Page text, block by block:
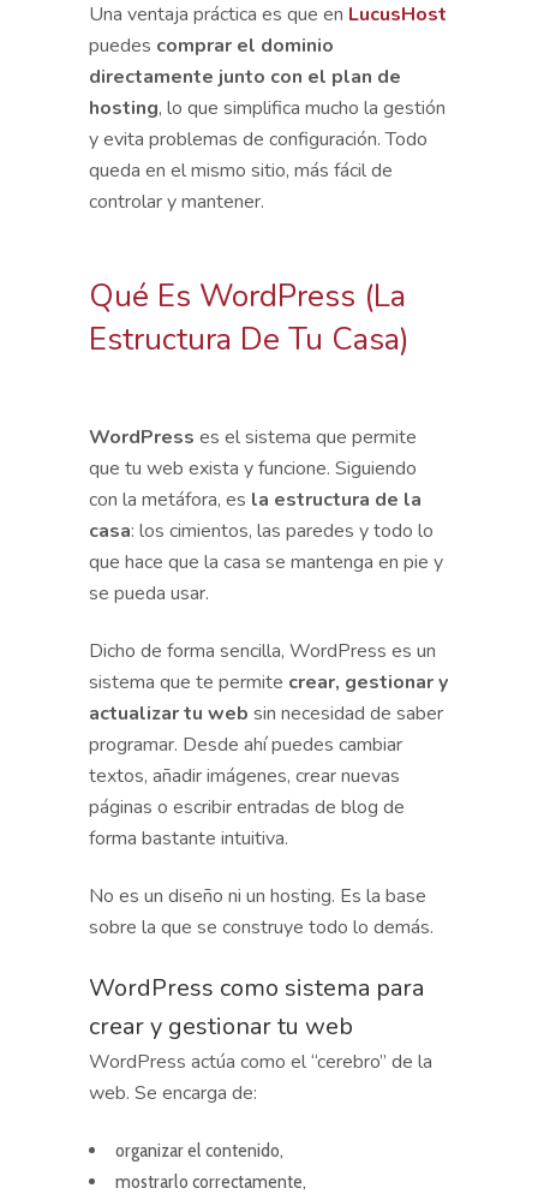
Una ventaja práctica es que en LucusHost
puedes comprar el dominio
directamente junto con el plan de
hosting, lo que simplifica mucho la gestión
y evita problemas de configuración. Todo
queda en el mismo sitio, más fácil de
controlar y mantener.
Qué Es WordPress (la
Estructura De Tu Casa)
WordPress es el sistema que permite
que tu web exista y funcione. Siguiendo
con la metáfora, es la estructura de la
casa: los cimientos, las paredes y todo lo
que hace que la casa se mantenga en pie y
se pueda usar.
Dicho de forma sencilla, WordPress es un
sistema que te permite crear, gestionar y
actualizar tu web sin necesidad de saber
programar. Desde ahí puedes cambiar
textos, añadir imágenes, crear nuevas
páginas o escribir entradas de blog de
forma bastante intuitiva.
No es un diseño ni un hosting. Es la base
sobre la que se construye todo lo demás.
WordPress como sistema para
crear y gestionar tu web
WordPress actúa como el “cerebro” de la
web. Se encarga de:
organizar el contenido,
mostrarlo correctamente,